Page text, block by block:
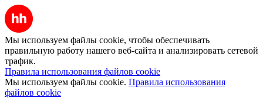
Мы используем файлы cookie, чтобы обеспечивать
правильную работу нашего веб-сайта и анализировать сетевой
трафик.
Правила использования файлов cookie
Мы используем файлы cookie. Правила использования
файлов cookie